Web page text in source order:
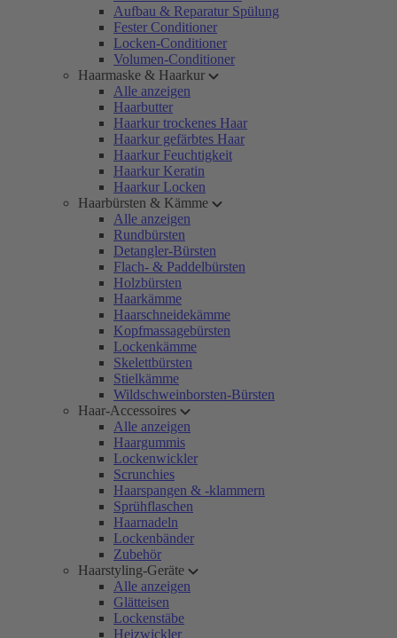
Aufbau & Reparatur Spülung
Fester Conditioner
Locken-Conditioner
Volumen-Conditioner
Haarmaske & Haarkur
Alle anzeigen
Haarbutter
Haarkur trockenes Haar
Haarkur gefärbtes Haar
Haarkur Feuchtigkeit
Haarkur Keratin
Haarkur Locken
Haarbürsten & Kämme
Alle anzeigen
Rundbürsten
Detangler-Bürsten
Flach- & Paddelbürsten
Holzbürsten
Haarkämme
Haarschneidekämme
Kopfmassagebürsten
Lockenkämme
Skelettbürsten
Stielkämme
Wildschweinborsten-Bürsten
Haar-Accessoires
Alle anzeigen
Haargummis
Lockenwickler
Scrunchies
Haarspangen & -klammern
Sprühflaschen
Haarnadeln
Lockenbänder
Zubehör
Haarstyling-Geräte
Alle anzeigen
Glätteisen
Lockenstäbe
Heizwickler